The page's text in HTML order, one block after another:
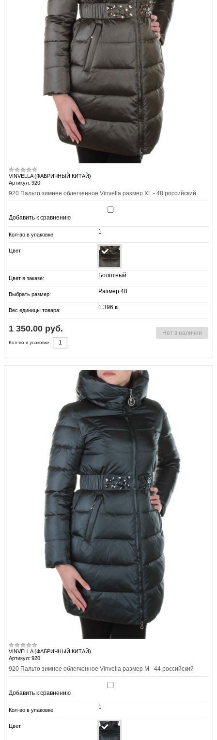
VINVELLA (ФАБРИЧНЫЙ КИТАЙ)
Артикул: 920
920 Пальто зимнее облегченное Vinvella размер XL - 48 российский
Добавить к сравнению
Кол-во в упаковке: 1
Цвет
Цвет в заказе: Болотный
Выбрать размер: Размер 48
Вес единицы товара: 1.396 кг.
1 350.00 руб. Нет в наличии
Кол-во в упаковке:
VINVELLA (ФАБРИЧНЫЙ КИТАЙ)
Артикул: 920
920 Пальто зимнее облегченное Vinvella размер M - 44 российский
Добавить к сравнению
Кол-во в упаковке: 1
Цвет